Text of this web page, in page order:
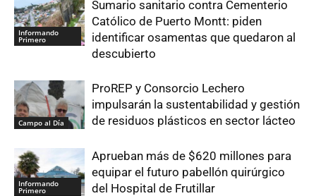
Informando
Primero
Sumario sanitario contra Cementerio
Católico de Puerto Montt: piden
identificar osamentas que quedaron al
descubierto
Campo al Día
ProREP y Consorcio Lechero
impulsarán la sustentabilidad y gestión
de residuos plásticos en sector lácteo
Informando
Primero
Aprueban más de $620 millones para
equipar el futuro pabellón quirúrgico
del Hospital de Frutillar